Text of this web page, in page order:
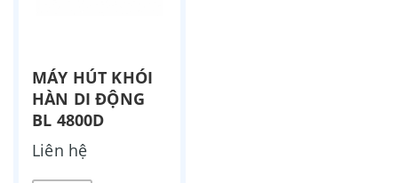
MÁY HÚT KHÓI
HÀN DI ĐỘNG
BL 4800D
Liên hệ